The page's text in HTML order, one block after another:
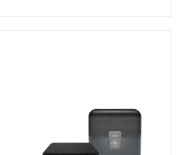
€ par mois, Engagement 12 mois